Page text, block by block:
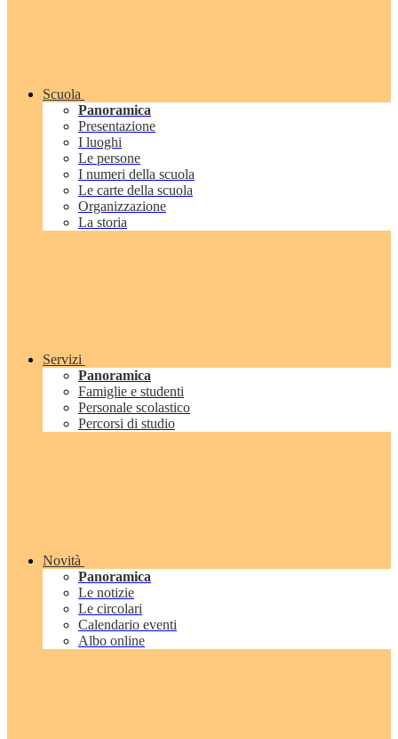
Scuola
Panoramica
Presentazione
I luoghi
Le persone
I numeri della scuola
Le carte della scuola
Organizzazione
La storia
Servizi
Panoramica
Famiglie e studenti
Personale scolastico
Percorsi di studio
Novità
Panoramica
Le notizie
Le circolari
Calendario eventi
Albo online